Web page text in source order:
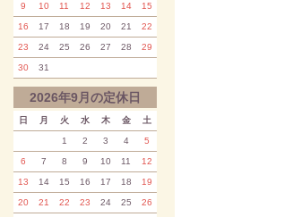
9 10 11 12 13 14 15
16 17 18 19 20 21 22
23 24 25 26 27 28 29
30 31
2026年9月の定休日
日 月 火 水 木 金 土
1 2 3 4 5
6 7 8 9 10 11 12
13 14 15 16 17 18 19
20 21 22 23 24 25 26